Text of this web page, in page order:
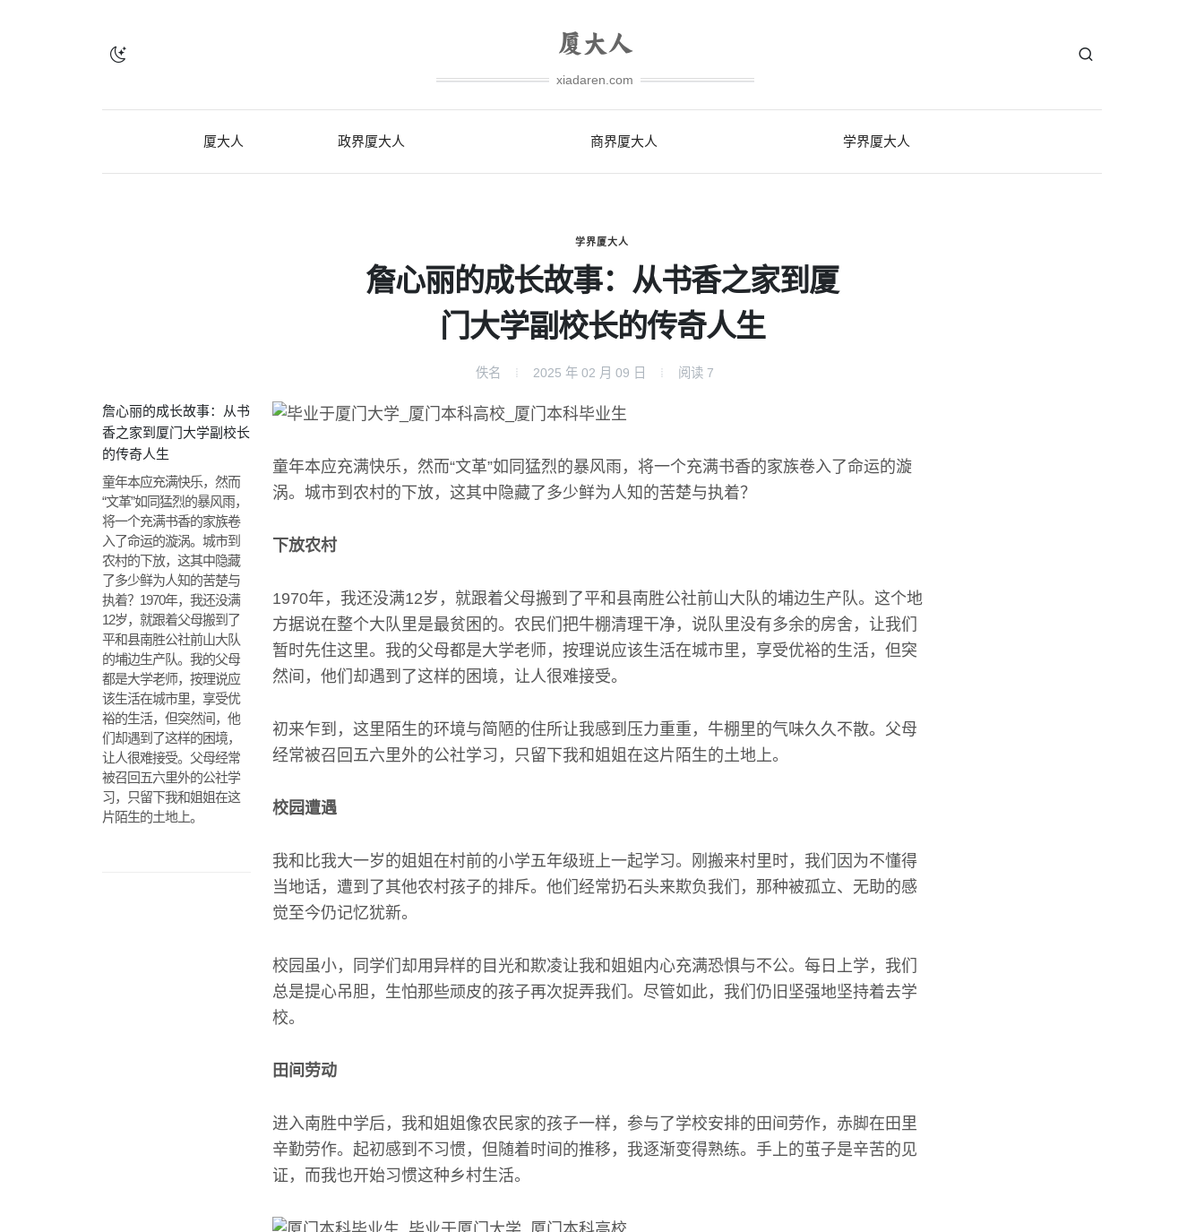
xiadaren.com
厦大人 政界厦大人 商界厦大人 学界厦大人
学界厦大人
詹心丽的成长故事：从书香之家到厦
门大学副校长的传奇人生
佚名 2025 年 02 月 09 日 阅读 7
詹心丽的成长故事：从书
香之家到厦门大学副校长
的传奇人生
童年本应充满快乐，然而
“文革”如同猛烈的暴风雨，
将一个充满书香的家族卷
入了命运的漩涡。城市到
农村的下放，这其中隐藏
了多少鲜为人知的苦楚与
执着？1970年，我还没满
12岁，就跟着父母搬到了
平和县南胜公社前山大队
的埔边生产队。我的父母
都是大学老师，按理说应
该生活在城市里，享受优
裕的生活，但突然间，他
们却遇到了这样的困境，
让人很难接受。父母经常
被召回五六里外的公社学
习，只留下我和姐姐在这
片陌生的土地上。
童年本应充满快乐，然而“文革”如同猛烈的暴风雨，将一个充满书香的家族卷入了命运的漩
涡。城市到农村的下放，这其中隐藏了多少鲜为人知的苦楚与执着？
下放农村
1970年，我还没满12岁，就跟着父母搬到了平和县南胜公社前山大队的埔边生产队。这个地
方据说在整个大队里是最贫困的。农民们把牛棚清理干净，说队里没有多余的房舍，让我们
暂时先住这里。我的父母都是大学老师，按理说应该生活在城市里，享受优裕的生活，但突
然间，他们却遇到了这样的困境，让人很难接受。
初来乍到，这里陌生的环境与简陋的住所让我感到压力重重，牛棚里的气味久久不散。父母
经常被召回五六里外的公社学习，只留下我和姐姐在这片陌生的土地上。
校园遭遇
我和比我大一岁的姐姐在村前的小学五年级班上一起学习。刚搬来村里时，我们因为不懂得
当地话，遭到了其他农村孩子的排斥。他们经常扔石头来欺负我们，那种被孤立、无助的感
觉至今仍记忆犹新。
校园虽小，同学们却用异样的目光和欺凌让我和姐姐内心充满恐惧与不公。每日上学，我们
总是提心吊胆，生怕那些顽皮的孩子再次捉弄我们。尽管如此，我们仍旧坚强地坚持着去学
校。
田间劳动
进入南胜中学后，我和姐姐像农民家的孩子一样，参与了学校安排的田间劳作，赤脚在田里
辛勤劳作。起初感到不习惯，但随着时间的推移，我逐渐变得熟练。手上的茧子是辛苦的见
证，而我也开始习惯这种乡村生活。